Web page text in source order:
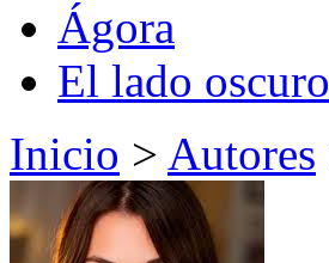
Ágora
El lado oscuro
Inicio > Autores